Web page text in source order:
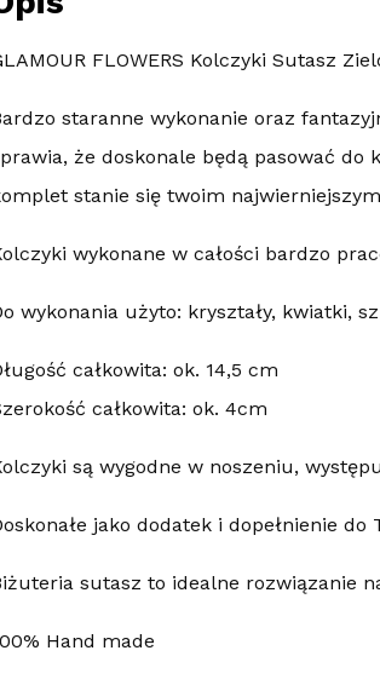
FLOWERS Kolczyki Sutasz
staranne wykonanie oraz
że doskonale będą pasować
stanie się twoim
wykonane w całości bardzo
wykonania użyto: kryształy, kwiatki,
całkowita: ok. 14,5 cm
całkowita: ok. 4cm
są wygodne w noszeniu,
jako dodatek i dopełnienie
sutasz to idealne rozwiązanie
Hand made